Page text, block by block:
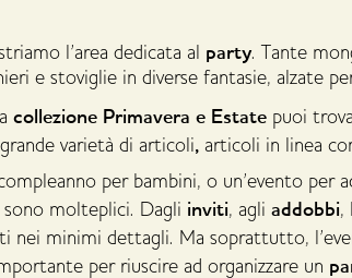
l’area dedicata al party. Tante
e stoviglie in diverse fantasie, alzate
collezione Primavera e Estate puoi
varietà di articoli, articoli in linea
per bambini, o un’evento per
sono molteplici. Dagli inviti, agli addobbi,
nei minimi dettagli. Ma soprattutto,
per riuscire ad organizzare un